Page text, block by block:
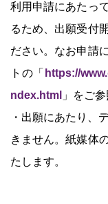
利用申請にあたっ
るため、出願受付
ださい。なお申請
トの「 https://
ndex.html 」をご
・出願にあたり、
きません。紙媒体
たします。